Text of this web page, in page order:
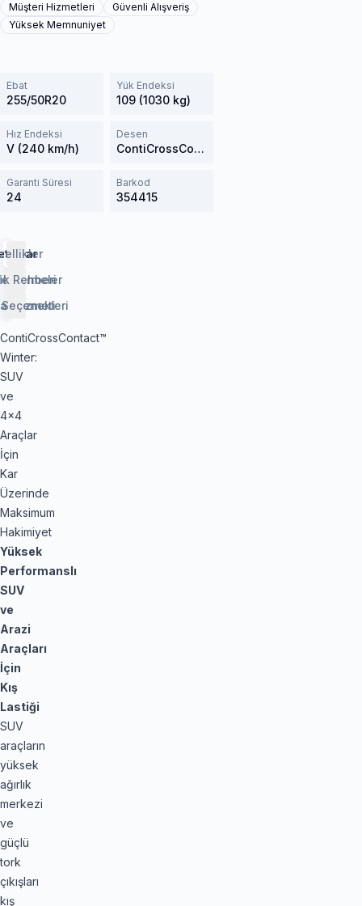
Müşteri Hizmetleri
Güvenli Alışveriş
Yüksek Memnuniyet
Ebat
255/50R20
Yük Endeksi
109 (1030 kg)
Hız Endeksi
V (240 km/h)
Desen
ContiCrossContact Winter
Garanti Süresi
24
Barkod
354415
Rehberi
Hizmeti
ContiCrossContact™
Winter:
SUV
ve
4x4
Araçlar
İçin
Kar
Üzerinde
Maksimum
Hakimiyet
Yüksek
Performanslı
SUV
ve
Arazi
Araçları
İçin
Kış
Lastiği
SUV
araçların
yüksek
ağırlık
merkezi
ve
güçlü
tork
çıkışları
kış